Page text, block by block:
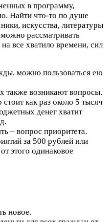
в программу,
Найти что-то по душе
искусства, литературы
рассматривать
все хватило времени, сил
можно пользоваться ею
также возникают вопросы.
как раз около 5 тысяч
денег хватит
– вопрос приоритета.
за 500 рублей или
этого одинаковое
новое.